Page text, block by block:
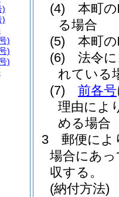
(4)
本町
る場合
(5)
本町
(6)
法令
れている
(7)
前各号
理由によ
める場合
3
郵便によ
場合にあ
収する。
(納付方法)
)
)
)
)
)